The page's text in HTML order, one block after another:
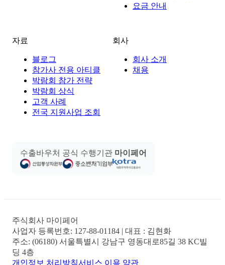
요금 안내
자료
블로그
참가사 전용 아티클
박람회 참가 전략
박람회 상식
고객 사례
전국 지원사업 조회
회사
회사 소개
채용
수출바우처 공식 수행기관 마이페어
주식회사 마이페어
사업자 등록번호: 127-88-01184 | 대표 : 김현화
주소: (06180) 서울특별시 강남구 영동대로85길 38 KC빌
딩 4층
개인정보 처리방침서비스 이용 약관